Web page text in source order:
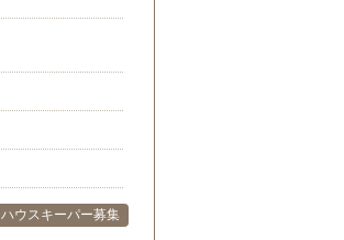
ハウスキーパー募集